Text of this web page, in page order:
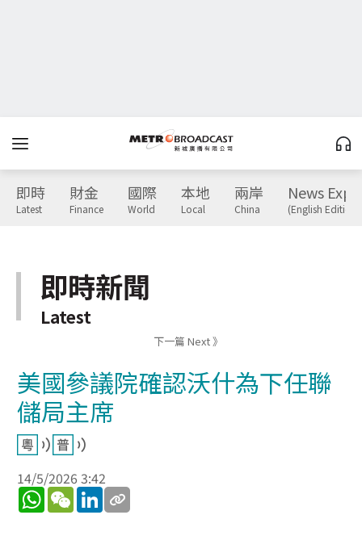
即時
Latest
財金
Finance
國際
World
本地
Local
兩岸
China
News
(English Edition)
即時新聞
Latest
下一篇 Next 》
美國參議院確認沃什為下任聯
儲局主席
14/5/2026 3:42
WhatsApp
WeChatLinkedIn